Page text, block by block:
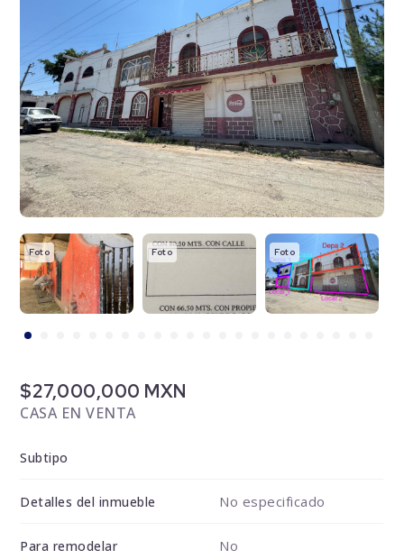
Foto Foto Foto
$27,000,000 MXN
CASA EN VENTA
Subtipo
Detalles del inmueble No especificado
Para remodelar No